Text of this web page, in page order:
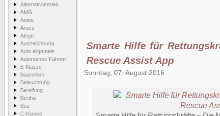
Alternativantrieb
AMG
Antos
Arocs
Atego
Auszeichnung
Auto allgemein
Autonomes Fahren
B-Klasse
Baureihen
Beleuchtung
Bereifung
Bertha
Bus
C-Klasse
Smarte Hilfe für
Rescue Assist App
Sonntag, 07. August 2016